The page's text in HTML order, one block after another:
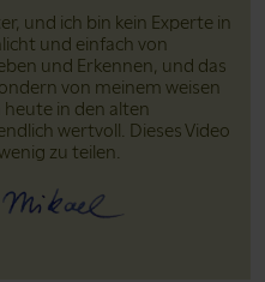
und ich bin kein Experte in
und einfach von
und Erkennen, und das
von meinem weisen
heute in den alten
wertvoll. Dieses Video
zu teilen.